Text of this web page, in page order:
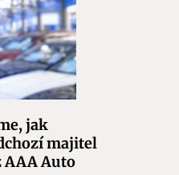
jak
majitel
AAA Auto